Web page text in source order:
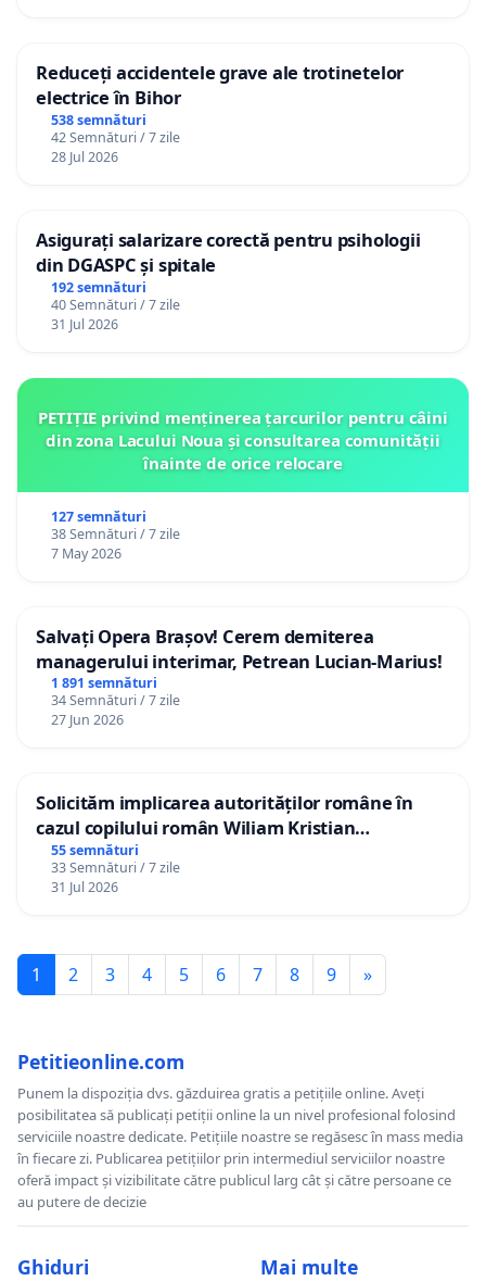
Reduceți accidentele grave ale trotinetelor
electrice în Bihor
538 semnături
42 Semnături / 7 zile
28 Jul 2026
Asigurați salarizare corectă pentru psihologii
din DGASPC și spitale
192 semnături
40 Semnături / 7 zile
31 Jul 2026
PETIȚIE privind menținerea țarcurilor pentru câini
din zona Lacului Noua și consultarea comunității
înainte de orice relocare
127 semnături
38 Semnături / 7 zile
7 May 2026
Salvați Opera Brașov! Cerem demiterea
managerului interimar, Petrean Lucian-Marius!
1 891 semnături
34 Semnături / 7 zile
27 Jun 2026
Solicităm implicarea autorităților române în
cazul copilului român Wiliam Kristian
Gheorghe, aflat în plasament în Danemarca de
12 ani
55 semnături
33 Semnături / 7 zile
31 Jul 2026
1 2 3 4 5 6 7 8 9 »
Petitieonline.com
Punem la dispoziția dvs. găzduirea gratis a petițiile online. Aveți
posibilitatea să publicați petiții online la un nivel profesional folosind
serviciile noastre dedicate. Petițiile noastre se regăsesc în mass media
în fiecare zi. Publicarea petițiilor prin intermediul serviciilor noastre
oferă impact și vizibilitate către publicul larg cât și către persoane ce
au putere de decizie
Ghiduri Mai multe